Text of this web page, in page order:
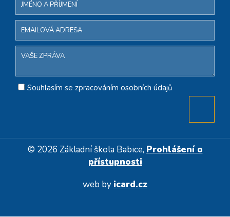
Souhlasím se zpracováním osobních údajů
© 2026 Základní škola Babice, Prohlášení o
přístupnosti
web by icard.cz